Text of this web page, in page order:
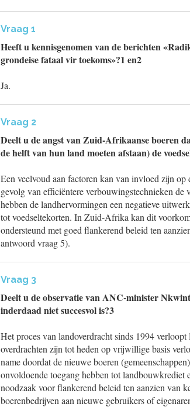
Vraag 1
Heeft u kennisgenomen van de berichten
grondeise fataal vir toekoms»?1 en2
Ja.
Vraag 2
Deelt u de angst van Zuid-Afrikaanse boeren
de helft van hun land moeten afstaan) de
Een veelvoud aan factoren kan van invloed zijn
gevolg van efficiëntere verbouwingstechnieken
hebben de landhervormingen een negatieve
tot voedseltekorten. In Zuid-Afrika kan dit
ondersteund met goed flankerend beleid ten
antwoord vraag 5).
Vraag 3
Deelt u de observatie van ANC-minister
inderdaad niet succesvol is?3
Het proces van landoverdracht sinds 1994
overdrachten zijn tot heden op vrijwillige basis
name doordat de nieuwe boeren
onvoldoende toegang hebben tot
noodzaak voor flankerend beleid ten aanzien van
boerenbedrijven aan nieuwe gebruikers of